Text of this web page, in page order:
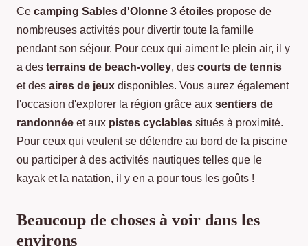
Ce camping Sables d'Olonne 3 étoiles propose de
nombreuses activités pour divertir toute la famille
pendant son séjour. Pour ceux qui aiment le plein air, il y
a des terrains de beach-volley, des courts de tennis
et des aires de jeux disponibles. Vous aurez également
l'occasion d'explorer la région grâce aux sentiers de
randonnée et aux pistes cyclables situés à proximité.
Pour ceux qui veulent se détendre au bord de la piscine
ou participer à des activités nautiques telles que le
kayak et la natation, il y en a pour tous les goûts !
Beaucoup de choses à voir dans les
environs